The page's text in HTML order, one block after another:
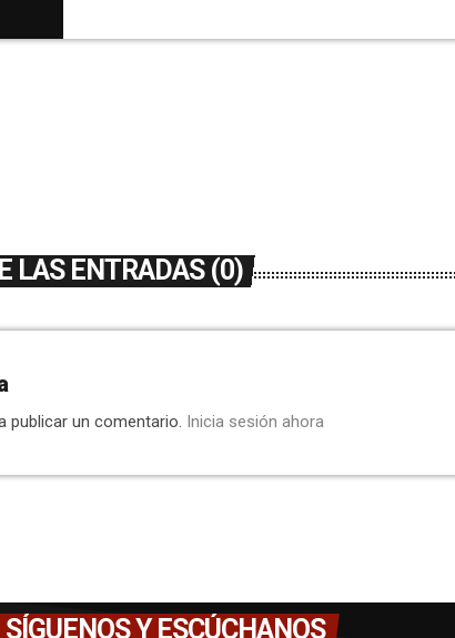
LAS ENTRADAS (0)
publicar un comentario. Inicia sesión ahora
SÍGUENOS Y ESCÚCHANOS